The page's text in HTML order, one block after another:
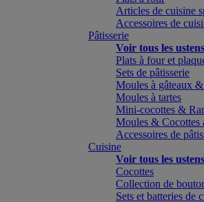
Articles de cuisine
Accessoires de
Pâtisserie
Voir tous les
Plats à four et
Sets de pâtisserie
Moules à gâteaux
Moules à tartes
Mini-cocottes &
Moules & Cocottes
Accessoires de
Cuisine
Voir tous les
Cocottes
Collection de
Sets et batteries de